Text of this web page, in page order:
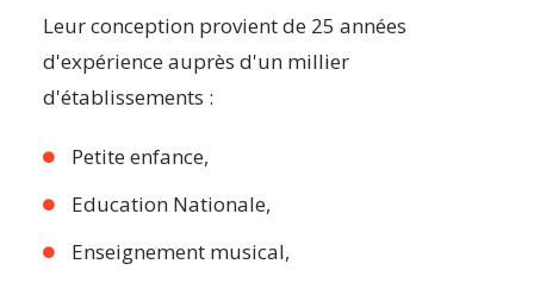
Leur conception provient de 25 années
d'expérience auprès d'un millier
d'établissements :
Petite enfance,
Education Nationale,
Enseignement musical,